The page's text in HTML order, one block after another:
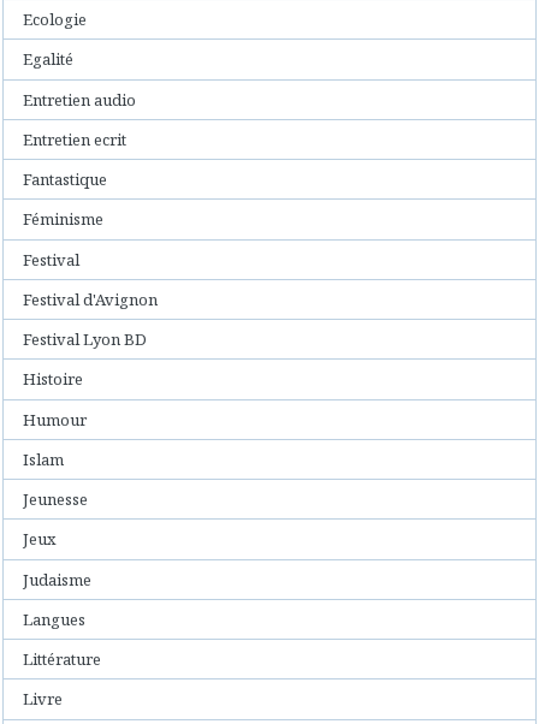
Ecologie
Egalité
Entretien audio
Entretien ecrit
Fantastique
Féminisme
Festival
Festival d'Avignon
Festival Lyon BD
Histoire
Humour
Islam
Jeunesse
Jeux
Judaisme
Langues
Littérature
Livre